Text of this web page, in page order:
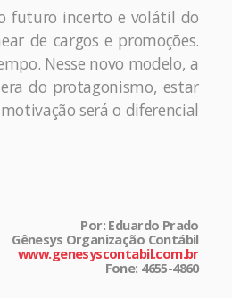
futuro incerto e volátil do
de cargos e promoções.
Nesse novo modelo, a
do protagonismo, estar
será o diferencial
Por: Eduardo Prado
Gênesys Organização Contábil
www.genesyscontabil.com.br
Fone: 4655-4860